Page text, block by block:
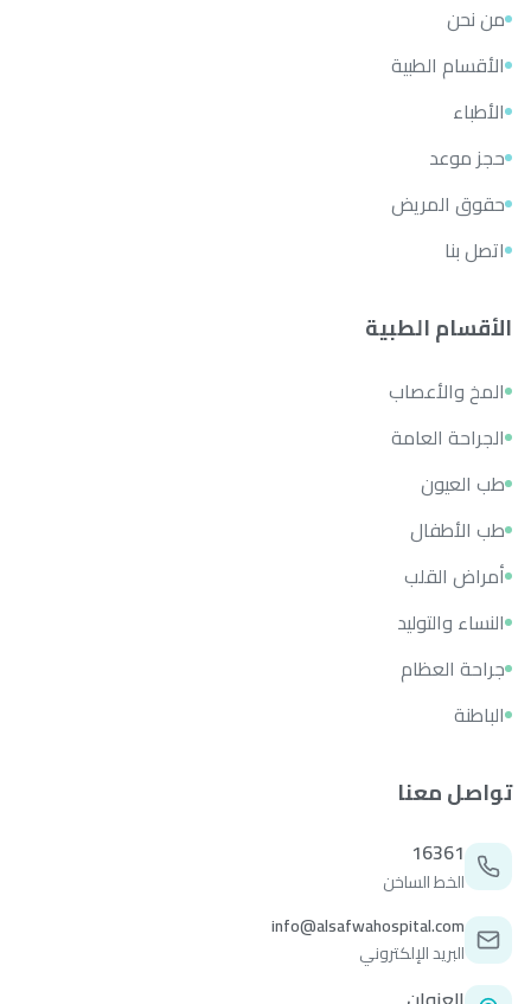
من نحن
الأقسام الطبية
الأطباء
حجز موعد
حقوق المريض
اتصل بنا
الأقسام الطبية
المخ والأعصاب
الجراحة العامة
طب العيون
طب الأطفال
أمراض القلب
النساء والتوليد
جراحة العظام
الباطنة
تواصل معنا
16361
الخط الساخن
info@alsafwahospital.com
البريد الإلكتروني